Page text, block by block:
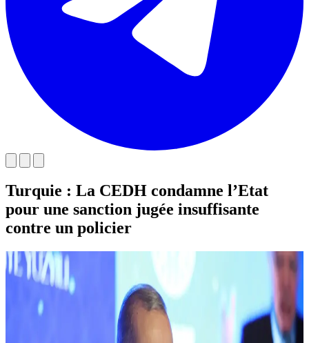
Turquie : La CEDH condamne l’Etat
pour une sanction jugée insuffisante
contre un policier